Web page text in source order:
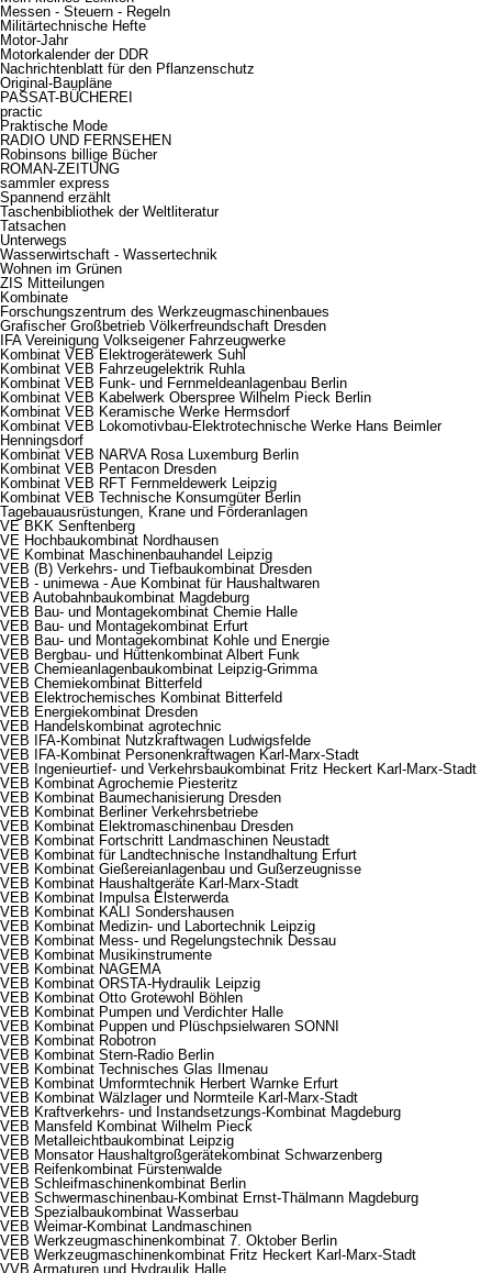
Messen - Steuern - Regeln
Militärtechnische Hefte
Motor-Jahr
Motorkalender der DDR
Nachrichtenblatt für den Pflanzenschutz
Original-Baupläne
PASSAT-BÜCHEREI
practic
Praktische Mode
RADIO UND FERNSEHEN
Robinsons billige Bücher
ROMAN-ZEITUNG
sammler express
Spannend erzählt
Taschenbibliothek der Weltliteratur
Tatsachen
Unterwegs
Wasserwirtschaft - Wassertechnik
Wohnen im Grünen
ZIS Mitteilungen
Kombinate
Forschungszentrum des Werkzeugmaschinenbaues
Grafischer Großbetrieb Völkerfreundschaft Dresden
IFA Vereinigung Volkseigener Fahrzeugwerke
Kombinat VEB Elektrogerätewerk Suhl
Kombinat VEB Fahrzeugelektrik Ruhla
Kombinat VEB Funk- und Fernmeldeanlagenbau Berlin
Kombinat VEB Kabelwerk Oberspree Wilhelm Pieck Berlin
Kombinat VEB Keramische Werke Hermsdorf
Kombinat VEB Lokomotivbau-Elektrotechnische Werke Hans Beimler
Henningsdorf
Kombinat VEB NARVA Rosa Luxemburg Berlin
Kombinat VEB Pentacon Dresden
Kombinat VEB RFT Fernmeldewerk Leipzig
Kombinat VEB Technische Konsumgüter Berlin
Tagebauausrüstungen, Krane und Förderanlagen
VE BKK Senftenberg
VE Hochbaukombinat Nordhausen
VE Kombinat Maschinenbauhandel Leipzig
VEB (B) Verkehrs- und Tiefbaukombinat Dresden
VEB - unimewa - Aue Kombinat für Haushaltwaren
VEB Autobahnbaukombinat Magdeburg
VEB Bau- und Montagekombinat Chemie Halle
VEB Bau- und Montagekombinat Erfurt
VEB Bau- und Montagekombinat Kohle und Energie
VEB Bergbau- und Hüttenkombinat Albert Funk
VEB Chemieanlagenbaukombinat Leipzig-Grimma
VEB Chemiekombinat Bitterfeld
VEB Elektrochemisches Kombinat Bitterfeld
VEB Energiekombinat Dresden
VEB Handelskombinat agrotechnic
VEB IFA-Kombinat Nutzkraftwagen Ludwigsfelde
VEB IFA-Kombinat Personenkraftwagen Karl-Marx-Stadt
VEB Ingenieurtief- und Verkehrsbaukombinat Fritz Heckert Karl-Marx-Stadt
VEB Kombinat Agrochemie Piesteritz
VEB Kombinat Baumechanisierung Dresden
VEB Kombinat Berliner Verkehrsbetriebe
VEB Kombinat Elektromaschinenbau Dresden
VEB Kombinat Fortschritt Landmaschinen Neustadt
VEB Kombinat für Landtechnische Instandhaltung Erfurt
VEB Kombinat Gießereianlagenbau und Gußerzeugnisse
VEB Kombinat Haushaltgeräte Karl-Marx-Stadt
VEB Kombinat Impulsa Elsterwerda
VEB Kombinat KALI Sondershausen
VEB Kombinat Medizin- und Labortechnik Leipzig
VEB Kombinat Mess- und Regelungstechnik Dessau
VEB Kombinat Musikinstrumente
VEB Kombinat NAGEMA
VEB Kombinat ORSTA-Hydraulik Leipzig
VEB Kombinat Otto Grotewohl Böhlen
VEB Kombinat Pumpen und Verdichter Halle
VEB Kombinat Puppen und Plüschpsielwaren SONNI
VEB Kombinat Robotron
VEB Kombinat Stern-Radio Berlin
VEB Kombinat Technisches Glas Ilmenau
VEB Kombinat Umformtechnik Herbert Warnke Erfurt
VEB Kombinat Wälzlager und Normteile Karl-Marx-Stadt
VEB Kraftverkehrs- und Instandsetzungs-Kombinat Magdeburg
VEB Mansfeld Kombinat Wilhelm Pieck
VEB Metalleichtbaukombinat Leipzig
VEB Monsator Haushaltgroßgerätekombinat Schwarzenberg
VEB Reifenkombinat Fürstenwalde
VEB Schleifmaschinenkombinat Berlin
VEB Schwermaschinenbau-Kombinat Ernst-Thälmann Magdeburg
VEB Spezialbaukombinat Wasserbau
VEB Weimar-Kombinat Landmaschinen
VEB Werkzeugmaschinenkombinat 7. Oktober Berlin
VEB Werkzeugmaschinenkombinat Fritz Heckert Karl-Marx-Stadt
VVB Armaturen und Hydraulik Halle